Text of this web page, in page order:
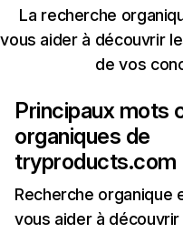
La recherche
vous aider à découvrir
de vos
Principaux mots
organiques de
tryproducts.com
Recherche organique
vous aider à